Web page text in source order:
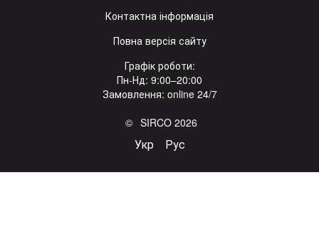
Контактна інформація
Повна версія сайту
Графік роботи:
Пн-Нд: 9:00–20:00
Замовлення: online 24/7
© SIRCO 2026
Укр Рус